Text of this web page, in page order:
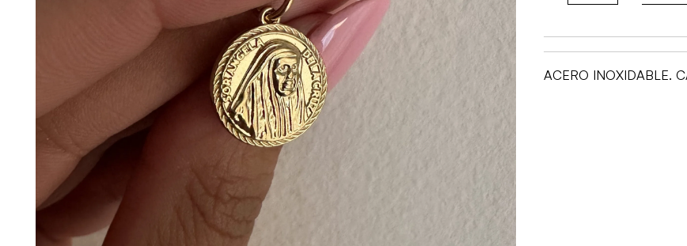
DE
CRUZ
ACERO INOXIDABLE.